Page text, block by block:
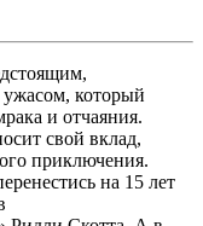
который
и отчаяния.
свой вклад,
приключения.
на 15 лет